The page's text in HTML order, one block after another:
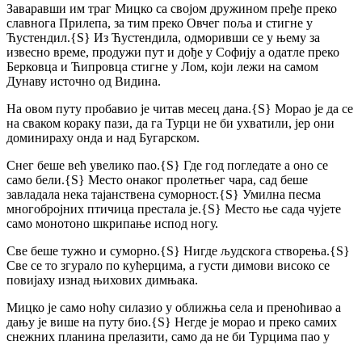
Заваравши им траг Мицко са својом дружином пређе преко
славнога Прилепа, за тим преко Овчег поља и стигне у
Ћустендил.{S} Из Ћустендила, одморивши се у њему за
извесно време, продужи пут и дође у Софију а одатле преко
Берковца и Ћипровца стигне у Лом, који лежи на самом
Дунаву источно од Видина.
На овом путу пробавио је читав месец дана.{S} Морао је да се
на сваком кораку пази, да га Турци не би ухватили, јер они
доминираху онда и над Бугарском.
Снег беше већ увелико пао.{S} Где год погледате а оно се
само бели.{S} Место онаког пролетњег чара, сад беше
завладала нека тајанствена суморност.{S} Умилна песма
многобројних птичица престала је.{S} Место ње сада чујете
само монотоно шкрипање испод ногу.
Све беше тужно и суморно.{S} Нигде људскога створења.{S}
Све се то згурало по кућерцима, а густи димови високо се
повијаху изнад њихових димњака.
Мицко је само ноћу силазио у оближња села и преноћивао а
дању је више на путу био.{S} Негде је морао и преко самих
снежних планина прелазити, само да не би Турцима пао у